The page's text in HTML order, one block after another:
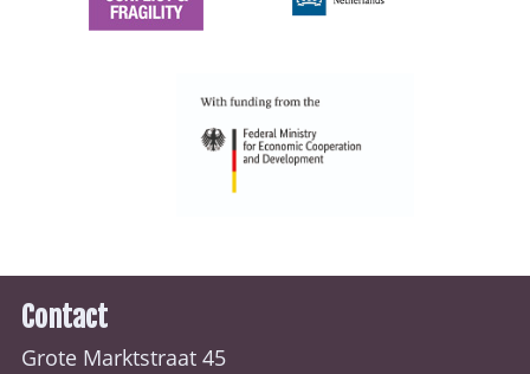
Contact
Grote Marktstraat 45